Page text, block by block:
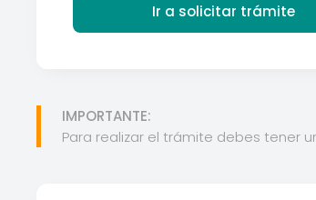
Ir a solicitar trámite
IMPORTANTE:
Para realizar el trámite debes tener